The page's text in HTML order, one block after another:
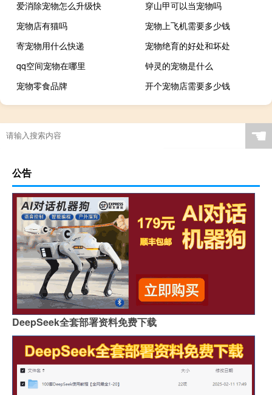
爱消除宠物怎么升级快
穿山甲可以当宠物吗
宠物店有猫吗
宠物上飞机需要多少钱
寄宠物用什么快递
宠物绝育的好处和坏处
qq空间宠物在哪里
钟灵的宠物是什么
宠物零食品牌
开个宠物店需要多少钱
☚
公告
DeepSeek全套部署资料免费下载